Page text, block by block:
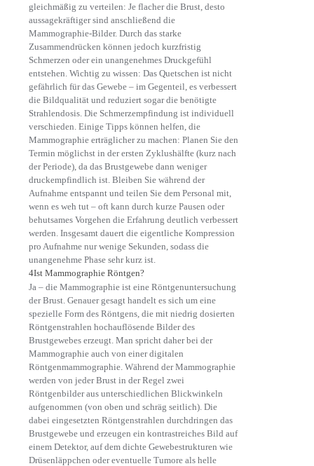
gleichmäßig zu verteilen: Je flacher die Brust, desto
aussagekräftiger sind anschließend die
Mammographie-Bilder. Durch das starke
Zusammendrücken können jedoch kurzfristig
Schmerzen oder ein unangenehmes Druckgefühl
entstehen. Wichtig zu wissen: Das Quetschen ist nicht
gefährlich für das Gewebe – im Gegenteil, es verbessert
die Bildqualität und reduziert sogar die benötigte
Strahlendosis. Die Schmerzempfindung ist individuell
verschieden. Einige Tipps können helfen, die
Mammographie erträglicher zu machen: Planen Sie den
Termin möglichst in der ersten Zyklushälfte (kurz nach
der Periode), da das Brustgewebe dann weniger
druckempfindlich ist. Bleiben Sie während der
Aufnahme entspannt und teilen Sie dem Personal mit,
wenn es weh tut – oft kann durch kurze Pausen oder
behutsames Vorgehen die Erfahrung deutlich verbessert
werden. Insgesamt dauert die eigentliche Kompression
pro Aufnahme nur wenige Sekunden, sodass die
unangenehme Phase sehr kurz ist.
4Ist Mammographie Röntgen?
Ja – die Mammographie ist eine Röntgenuntersuchung
der Brust. Genauer gesagt handelt es sich um eine
spezielle Form des Röntgens, die mit niedrig dosierten
Röntgenstrahlen hochauflösende Bilder des
Brustgewebes erzeugt. Man spricht daher bei der
Mammographie auch von einer digitalen
Röntgenmammographie. Während der Mammographie
werden von jeder Brust in der Regel zwei
Röntgenbilder aus unterschiedlichen Blickwinkeln
aufgenommen (von oben und schräg seitlich). Die
dabei eingesetzten Röntgenstrahlen durchdringen das
Brustgewebe und erzeugen ein kontrastreiches Bild auf
einem Detektor, auf dem dichte Gewebestrukturen wie
Drüsenläppchen oder eventuelle Tumore als helle